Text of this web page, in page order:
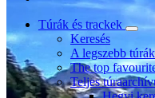
Túrák és trackek
Keresés
A legszebb túrák
The top
Teljes